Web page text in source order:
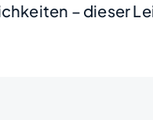
– dieser